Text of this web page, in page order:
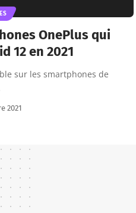
OnePlus qui
12 en 2021
sur les smartphones de
2021